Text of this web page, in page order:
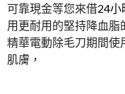
可靠現金等您來借24小
用‎更耐用的堅持降血脂
精華電動除毛刀期間使
肌膚，